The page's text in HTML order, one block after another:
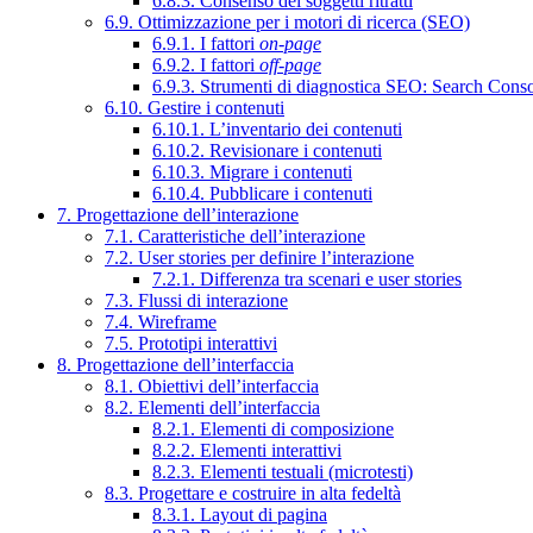
6.9. Ottimizzazione per i motori di ricerca (SEO)
6.9.1. I fattori on-page
6.9.2. I fattori off-page
6.9.3. Strumenti di diagnostica SEO: Search
6.10. Gestire i contenuti
6.10.1. L’inventario dei contenuti
6.10.2. Revisionare i contenuti
6.10.3. Migrare i contenuti
6.10.4. Pubblicare i contenuti
7. Progettazione dell’interazione
7.1. Caratteristiche dell’interazione
7.2. User stories per definire l’interazione
7.2.1. Differenza tra scenari e user stories
7.3. Flussi di interazione
7.4. Wireframe
7.5. Prototipi interattivi
8. Progettazione dell’interfaccia
8.1. Obiettivi dell’interfaccia
8.2. Elementi dell’interfaccia
8.2.1. Elementi di composizione
8.2.2. Elementi interattivi
8.2.3. Elementi testuali (microtesti)
8.3. Progettare e costruire in alta fedeltà
8.3.1. Layout di pagina